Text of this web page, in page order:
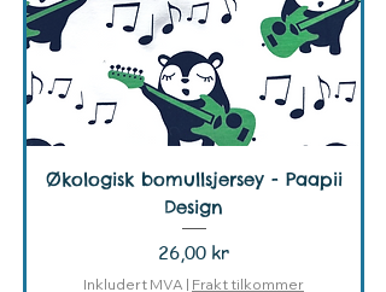
Økologisk bomullsjersey - Paapii
Design
Pris
26,00 kr
Inkludert MVA | Frakt tilkommer